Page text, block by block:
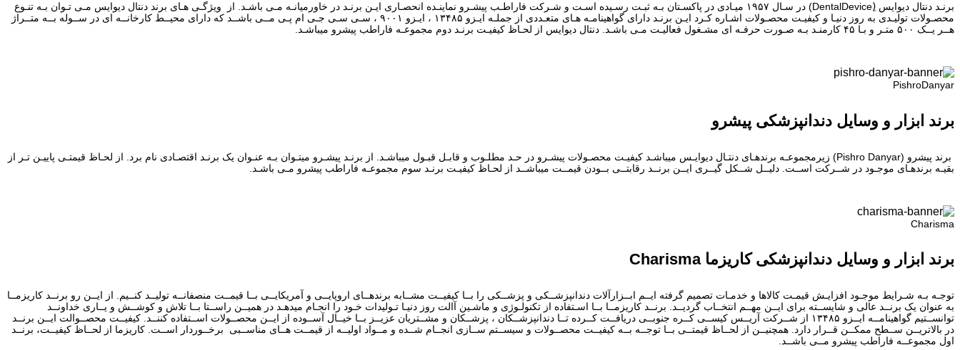
برنـد دنتال دیوایس (ِDentalDevice) در سـال ۱۹۵۷ میـادی در پاکسـتان بـه ثبـت رسـیده اسـت و شـرکت فاراطـب پیشـرو نماینـده انحصـاری ایـن برنـد در خاورمیانـه مـی باشـد. از ویژگـی هـای برند دنتال دیوایس مـی تـوان بـه تنـوع
محصـولات تولیـدی به روز دنیـا و کیفیـت محصـولات اشـاره کـرد ایـن برنـد دارای گواهینامـه هـای متعـددی از جملـه ایـزو ۱۳۴۸۵ ، ایـزو ۹۰۰۱ ، سـی سـی جـی ام پـی مــی باشــد که دارای محیــط کارخانــه ای در ســوله بــه متــراژ
هــر یــک ۵۰۰ متـر و بـا ۴۵ کارمنـد بـه صـورت حرفـه ای مشـغول فعالیـت مـی باشـد. دنتال دیوایس از لحـاظ کیفیـت برنـد دوم مجموعـه فاراطب پیشرو میباشـد.
PishroDanyar
برند ابزار و وسایل دندانپزشکی پیشرو
برند پیشرو (Pishro Danyar) زیرمجموعـه برندهـای دنتـال دیوایـس میباشـد کیفیـت محصـولات پیشـرو در حـد مطلـوب و قابـل قبـول میباشـد. از برنـد پیشـرو میتـوان بـه عنـوان یک برنـد اقتصـادی نام برد. از لحـاظ قیمتـی پاییـن تـر از
بقیـه برندهـای موجـود در شــرکت اســت. دلیــل شــکل گیــری ایــن برنــد رقابتــی بــودن قیمــت میباشــد از لحـاظ کیفیـت برنـد سوم مجموعـه فاراطب پیشرو مـی باشـد.
Charisma
برند ابزار و وسایل دندانپزشکی کاریزما Charisma
توجـه بـه شـرایط موجـود افزایـش قیمـت کالاها و خدمـات تصمیم گرفته ایــم ابــزارآلات دندانپزشــکی و پزشــکی را بــا کیفیــت مشــابه برندهــای اروپایــی و آمریکایــی بــا قیمــت منصفانــه تولیــد کنــیم. از ایــن رو برنــد کاریزمــا
به عنوان یک برنــد عالی و شایســته برای ایــن مهــم انتخــاب گردیــد. برنــد کاریزمــا بــا اسـتفاده از تکنولـوژی و ماشـین آالت روز دنیـا تـولیدات خـود را انجـام میدهـد در همیــن راســتا بــا تلاش و کوشــش و یــاری خداونــد
توانســتیم گواهینامــه ایــزو ۱۳۴۸۵ از شــرکت آریــس کیســی کــره جنوبــی دریافــت کــرده تــا دندانپزشــکان ، پزشــکان و مشــتریان عزیــز بــا خیــال آســوده از ایــن محصــولات اســتفاده کننــد. کیفیــت محصــوالت ایــن برنــد
در بالاتریــن ســطح ممکــن قــرار دارد. همچنیــن از لحــاظ قیمتــی بــا توجــه بــه کیفیــت محصــولات و سیســتم ســازی انجــام شــده و مــواد اولیــه از قیمــت هــای مناســبی برخــوردار اســت. کاریزما از لحــاظ کیفیــت، برنــد
اول مجموعــه فاراطب پیشرو مــی باشــد.